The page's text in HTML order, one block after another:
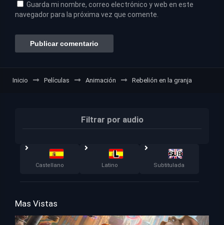
Guarda mi nombre, correo electrónico y web en este
navegador para la próxima vez que comente.
Inicio Películas Animación Rebelión en la granja
Filtrar por audio
Castellano Latino Subtitulada
Mas Vistas